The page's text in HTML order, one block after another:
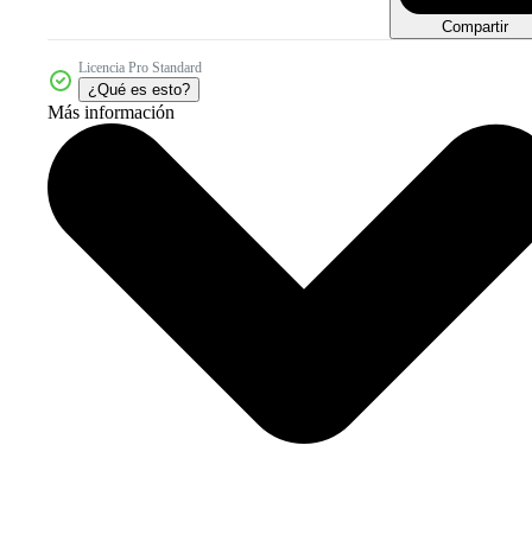
Compartir
Licencia Pro Standard
¿Qué es esto?
Más información